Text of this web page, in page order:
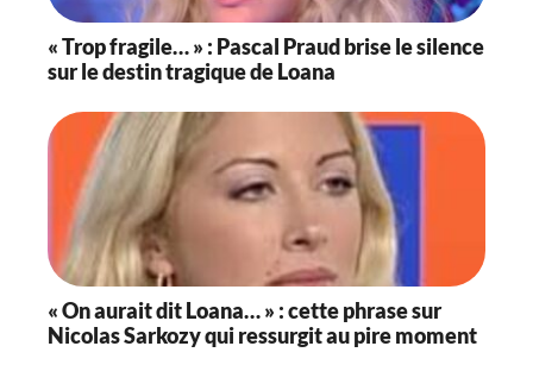
« Trop fragile… » : Pascal Praud brise le silence
sur le destin tragique de Loana
« On aurait dit Loana… » : cette phrase sur
Nicolas Sarkozy qui ressurgit au pire moment